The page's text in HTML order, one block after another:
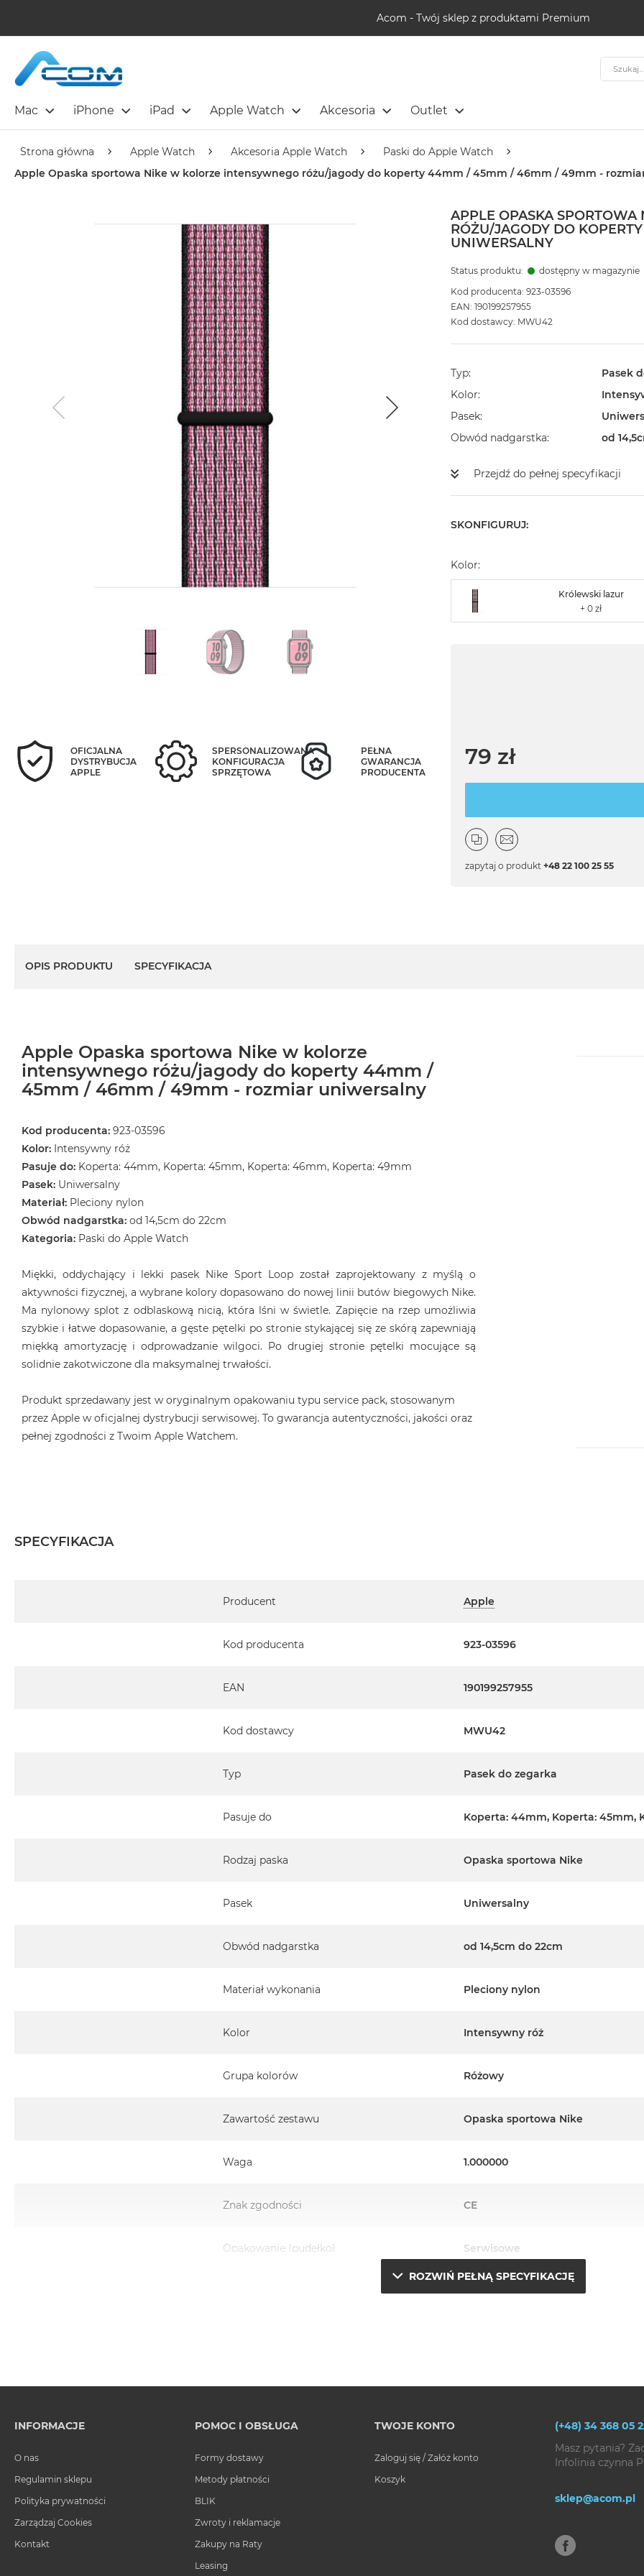
Acom - Twój sklep z produktami Premium
Mac iPhone iPad Apple Watch Akcesoria Outlet
Szukaj
Strona główna Apple Watch Akcesoria Apple Watch
Paski do Apple Watch
Apple Opaska sportowa Nike w kolorze intensywnego różu/jagody do koperty 44mm / 45mm / 46mm / 49mm -
APPLE OPASKA
RÓŻU/JAGODY DO
UNIWERSALNY
Status produktu:
dostępny w magazynie
Kod producenta: 923-03596
EAN: 190199257955
Kod dostawcy: MWU42
Typ
Pasek
Kolor
Pasek
Obwód nadgarstka
od
Przejdź do pełnej specyfikacji
SKONFIGURUJ:
Kolor:
Królewski lazur
79 zł
zapytaj o produkt +48 22 100 25 55
OFICJALNA
DYSTRYBUCJA
APPLE
SPERSONALIZOWANA
KONFIGURACJA
SPRZĘTOWA
PEŁNA
GWARANCJA
PRODUCENTA
OPIS PRODUKTU SPECYFIKACJA
Apple Opaska sportowa Nike w kolorze
intensywnego różu/jagody do koperty 44mm /
45mm / 46mm / 49mm - rozmiar uniwersalny
Kod producenta: 923-03596
Kolor: Intensywny róż
Pasuje do: Koperta: 44mm, Koperta: 45mm, Koperta: 46mm, Koperta: 49mm
Pasek: Uniwersalny
Materiał: Pleciony nylon
Obwód nadgarstka: od 14,5cm do 22cm
Kategoria: Paski do Apple Watch
Miękki, oddychający i lekki pasek Nike Sport Loop został zaprojektowany z myślą o
aktywności fizycznej, a wybrane kolory dopasowano do nowej linii butów biegowych Nike.
Ma nylonowy splot z odblaskową nicią, która lśni w świetle. Zapięcie na rzep umożliwia
szybkie i łatwe dopasowanie, a gęste pętelki po stronie stykającej się ze skórą zapewniają
miękką amortyzację i odprowadzanie wilgoci. Po drugiej stronie pętelki mocujące są
solidnie zakotwiczone dla maksymalnej trwałości.
Produkt sprzedawany jest w oryginalnym opakowaniu typu service pack, stosowanym
przez Apple w oficjalnej dystrybucji serwisowej. To gwarancja autentyczności, jakości oraz
pełnej zgodności z Twoim Apple Watchem.
SPECYFIKACJA
Producent
Apple
Kod producenta 923-03596
EAN 190199257955
Kod dostawcy MWU42
Typ Pasek do zegarka
Pasuje do Koperta: 44mm, Koperta: 45mm,
Rodzaj paska Opaska sportowa Nike
Pasek Uniwersalny
Obwód nadgarstka od 14,5cm do 22cm
Materiał wykonania Pleciony nylon
Kolor Intensywny róż
Grupa kolorów Różowy
Zawartość zestawu Opaska sportowa Nike
Waga 1.000000
Znak zgodności CE
Opakowanie (pudełko) Serwisowe
ROZWIŃ PEŁNĄ SPECYFIKACJĘ
INFORMACJE
O nas
Regulamin sklepu
Polityka prywatności
Zarządzaj Cookies
Kontakt
POMOC I OBSŁUGA
Formy dostawy
Metody płatności
BLIK
Zwroty i reklamacje
Zakupy na Raty
Leasing
TWOJE KONTO
Zaloguj się / Załóż konto
Koszyk
(+48) 34 368 05
Masz pytania?
Infolinia czynna
sklep@acom.pl